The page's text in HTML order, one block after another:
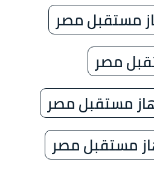
مستقبل مصر
مصر
مستقبل مصر
مستقبل مصر